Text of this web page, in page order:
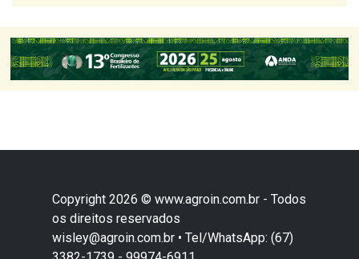
Copyright 2026 © www.agroin.com.br - Todos
os direitos reservados
wisley@agroin.com.br • Tel/WhatsApp: (67)